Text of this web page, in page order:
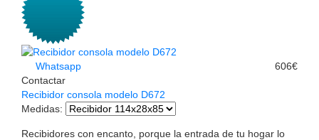
Whatsapp
Contactar
606€
Recibidor consola modelo D672
Medidas:
Recibidores con encanto, porque la entrada de tu hogar lo